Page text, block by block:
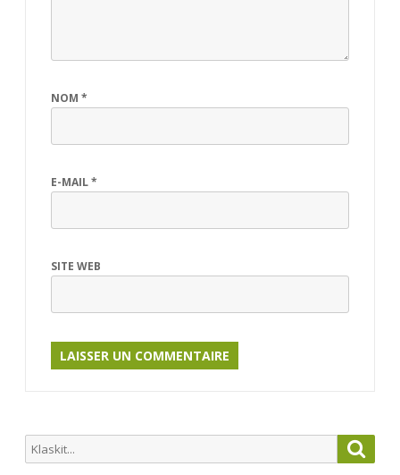
NOM *
E-MAIL*
SITE WEB
Search
for: